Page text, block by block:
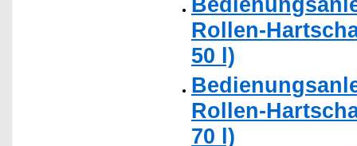
Rollen-
50 l)
Rollen-
70 l)